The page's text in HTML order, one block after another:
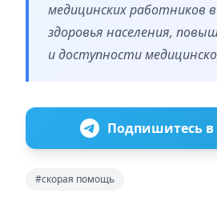
медицинских работников
здоровья населения,
и доступности
Подпишитесь в
#скорая помощь